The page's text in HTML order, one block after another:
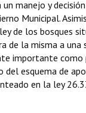
- Registro
- Registro
Registro
intercultural
un manejo y
Municipal.
de los bosques
de la misma a una
importante como
del esquema de
en la ley